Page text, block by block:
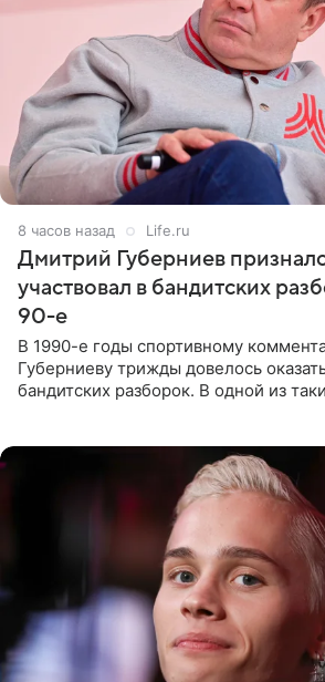
8 часов назад Life.ru
Дмитрий Губерниев
участвовал в бандитских
90-е
В 1990-е годы спортивному
Губерниеву трижды довелось
бандитских разборок. В одной из